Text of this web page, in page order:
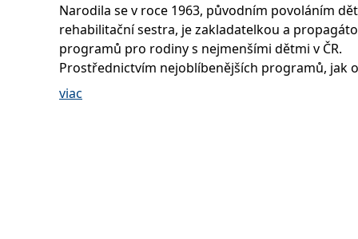
Narodila se v roce 1963, původním povoláním dětská
rehabilitační sestra, je zakladatelkou a
programů pro rodiny s nejmenšími dětmi v ČR.
Prostřednictvím nejoblíbenějších programů, jak
příprava na péči o dítě, poradna o
vývoji dítěte, „plavání“ s novorozenci a kojenci,
viac